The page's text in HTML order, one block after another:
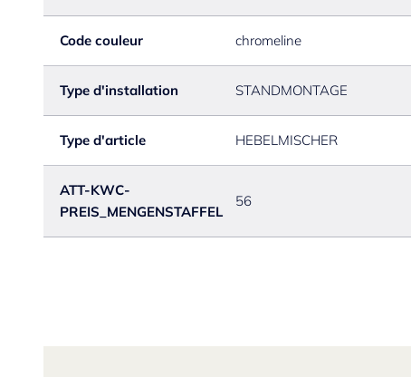
Code couleur chromeline
Type d'installation STANDMONTAGE
Type d'article HEBELMISCHER
ATT-KWC-
PREIS_MENGENSTAFFEL
56